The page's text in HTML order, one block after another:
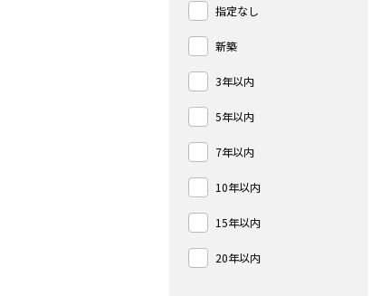
指定なし
新築
3年以内
5年以内
7年以内
10年以内
15年以内
20年以内